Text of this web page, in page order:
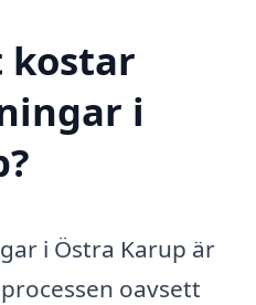
kostar
i
i Östra Karup är
oavsett